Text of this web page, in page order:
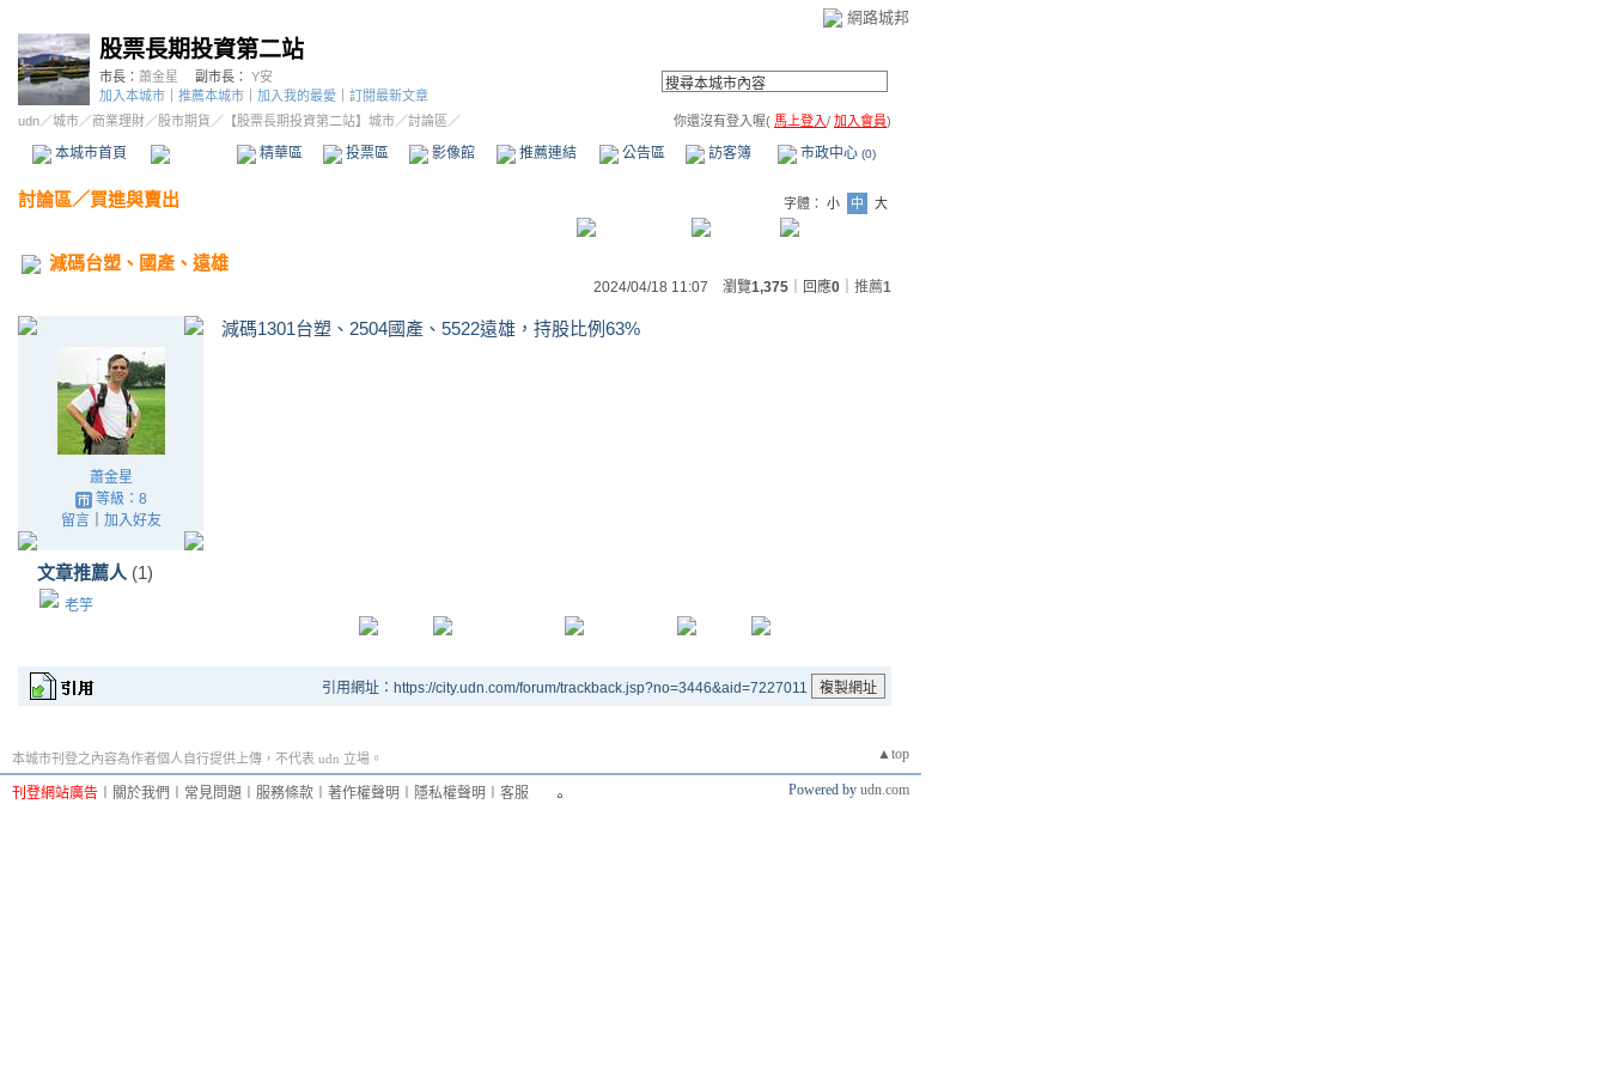
網路城邦
股票長期投資第二站
市長： 蕭金星 副市長： Y安
加入本城市
推薦本城市 加入我的最愛
訂閱最新文章
udn／城市／商業理財／股市期貨 ／ 【股票長期投資第二站】城市／討論區／ 你還沒有登入喔( 馬上登入/ 加入會員)
本城市首頁 精華區 投票區 影像館 推薦連結 公告區 訪客簿 市政中心 (0)
討論區／買進與賣出 字體： 小 中 大
減碼台塑、國產、遠雄
2024/04/18 11:07 瀏覽1,375 ｜回應0 推薦1
蕭金星
等級：8
留言｜ 加入好友
文章推薦人 (1)
老竽
減碼1301台塑、2504國產、5522遠雄，持股比例63%
引用網址：https://city.udn.com/forum/trackback.jsp?no=3446&aid=7227011
▲top
本城市刊登之內容為作者個人自行提供上傳，不代表 udn 立場。
刊登網站廣告 關於我們 常見問題 服務條款 著作權聲明 隱私權聲明 客服 Powered by udn.com